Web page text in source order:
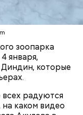
зоопарка
января,
которые
радуются
на каком видео